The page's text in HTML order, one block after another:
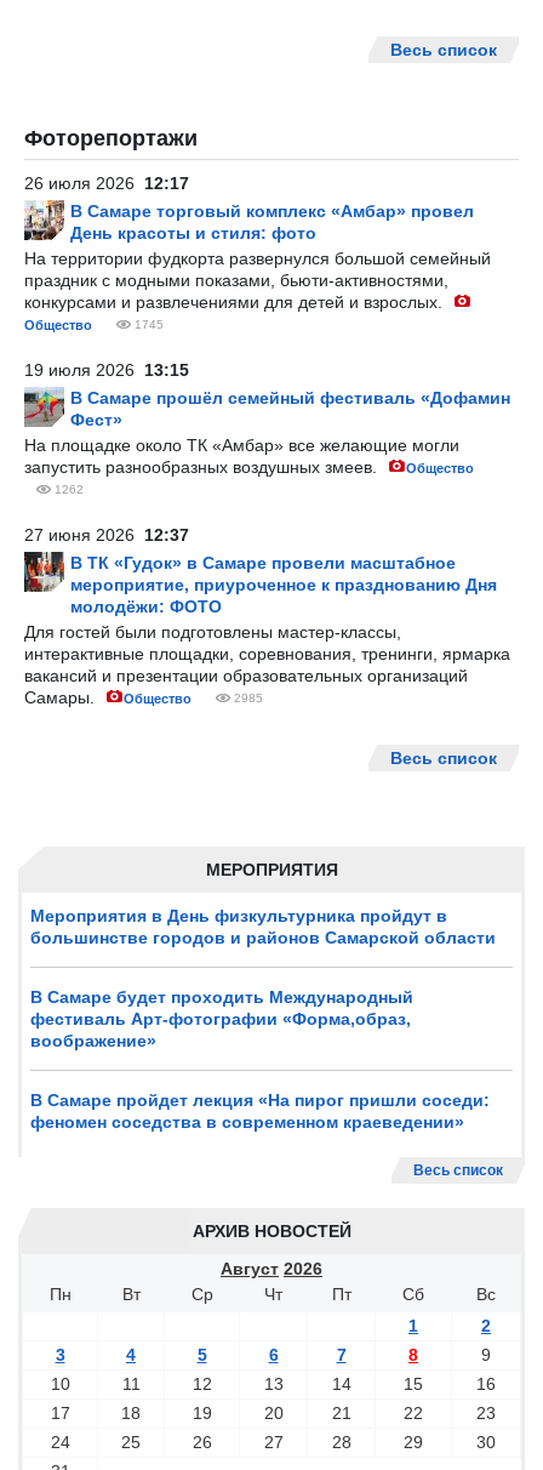
МЕРОПРИЯТИЯ
Мероприятия в День физкультурника пройдут в
большинстве городов и районов Самарской области
В Самаре будет проходить Международный
фестиваль Арт-фотографии «Форма,образ,
воображение»
В Самаре пройдет лекция «На пирог пришли соседи:
феномен соседства в современном краеведении»
Весь список
АРХИВ НОВОСТЕЙ
Август 2026
Пн
Вт Ср Чт Пт Сб
Вс
1
2
3
4 5 6 7 8
9
10
11 12 13 14 15
16
17
18 19 20 21 22
23
24
25 26 27 28 29
30
Весь список
Фоторепортажи
26 июля 2026 12:17
В Самаре торговый комплекс «Амбар» провел
День красоты и стиля: фото
На территории фудкорта развернулся большой семейный
праздник с модными показами, бьюти-активностями,
конкурсами и развлечениями для детей и взрослых.
Общество 1745
19 июля 2026 13:15
В Самаре прошёл семейный фестиваль «Дофамин
Фест»
На площадке около ТК «Амбар» все желающие могли
запустить разнообразных воздушных змеев.
Общество
1262
27 июня 2026 12:37
В ТК «Гудок» в Самаре провели масштабное
мероприятие, приуроченное к празднованию Дня
молодёжи: ФОТО
Для гостей были подготовлены мастер-классы,
интерактивные площадки, соревнования, тренинги, ярмарка
вакансий и презентации образовательных организаций
Самары.
Общество 2985
Весь список